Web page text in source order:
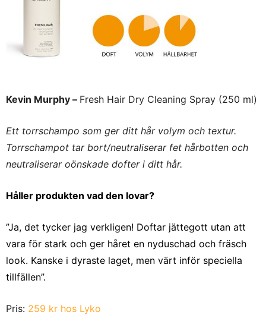
Kevin Murphy – Fresh Hair Dry Cleaning Spray (250 ml)
Ett torrschampo som ger ditt hår volym och textur.
Torrschampot tarbort/neutraliserar fet hårbotten och
neutraliserar oönskade dofter i ditt hår.
Håller produkten vad den lovar?
”Ja, det tycker jag verkligen! Doftar jättegott utan att
vara för stark och ger håret en nyduschad och fräsch
look. Kanske i dyraste laget, men värt inför speciella
tillfällen”.
Pris: 259 kr hos Lyko